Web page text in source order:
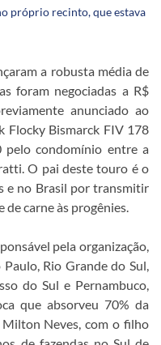
próprio recinto, que estava
a robusta média de
foram negociadas a R$
anunciado ao
Flocky Bismarck FIV 178
pelo condomínio entre a
O pai deste touro é o
e no Brasil por transmitir
de carne às progênies.
pela organização,
Rio Grande do Sul,
do Sul e Pernambuco,
que absorveu 70% da
Neves, com o filho